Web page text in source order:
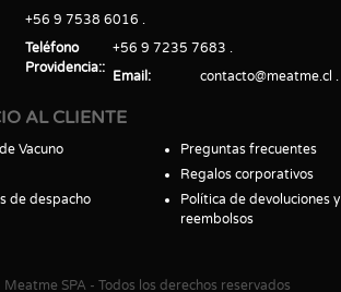
+56 9 7538 6016
Teléfono
Providencia:
+56 9 7235 7683
Email
contacto@meatme.cl
AL CLIENTE
Vacuno
de despacho
Preguntas frecuentes
Regalos corporativos
Política de devoluciones y
reembolsos
Meatme SPA - Todos los derechos reservados